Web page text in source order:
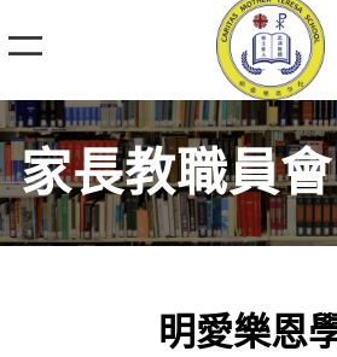
家長教職員會
明愛樂恩